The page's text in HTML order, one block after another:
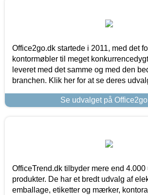
Office2go.dk startede i 2011, med det
kontormøbler til meget
leveret med det samme og med den
branchen. Klik her for at se deres
Se udvalget på
OfficeTrend.dk tilbyder mere end 4.000
produkter. De har et bredt udvalg af
emballage, etiketter og mærker,